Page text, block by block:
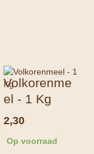
Volkorenme
el - 1 Kg
2,30
Op voorraad